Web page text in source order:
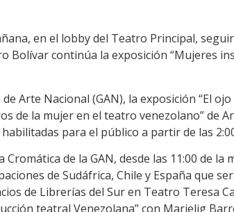
en el lobby del Teatro Principal,
Bolívar continúa la exposición “Mujeres
de Arte Nacional (GAN), la exposición “El
de la mujer en el teatro venezolano” de
para el público a partir de las
de la GAN, desde las 11:00 de la
de Sudáfrica, Chile y España que
de Librerías del Sur en Teatro Teresa
teatral Venezolana” con Marielig